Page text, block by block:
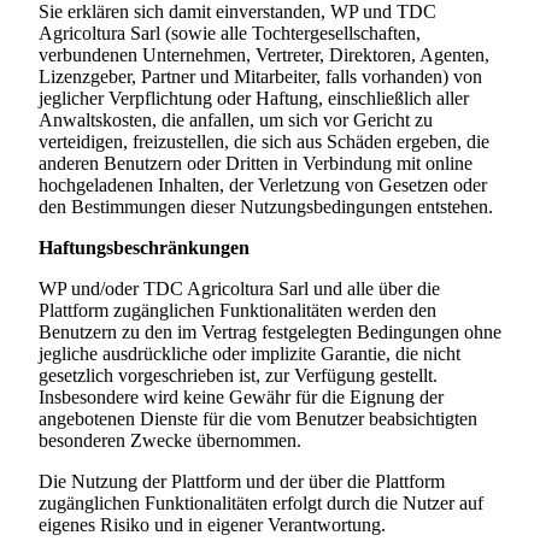
Sie erklären sich damit einverstanden, WP und TDC
Agricoltura Sarl (sowie alle Tochtergesellschaften,
verbundenen Unternehmen, Vertreter, Direktoren, Agenten,
Lizenzgeber, Partner und Mitarbeiter, falls vorhanden) von
jeglicher Verpflichtung oder Haftung, einschließlich aller
Anwaltskosten, die anfallen, um sich vor Gericht zu
verteidigen, freizustellen, die sich aus Schäden ergeben, die
anderen Benutzern oder Dritten in Verbindung mit online
hochgeladenen Inhalten, der Verletzung von Gesetzen oder
den Bestimmungen dieser Nutzungsbedingungen entstehen.
Haftungsbeschränkungen
WP und/oderTDC Agricoltura Sarl und alle über die
Plattform zugänglichen Funktionalitäten werden den
Benutzern zu den im Vertrag festgelegten Bedingungen ohne
jegliche ausdrückliche oder implizite Garantie, die nicht
gesetzlich vorgeschrieben ist, zur Verfügung gestellt.
Insbesondere wird keine Gewähr für die Eignung der
angebotenen Dienste für die vom Benutzer beabsichtigten
besonderen Zwecke übernommen.
Die Nutzung der Plattform und der über die Plattform
zugänglichen Funktionalitäten erfolgt durch die Nutzer auf
eigenes Risiko und in eigener Verantwortung.